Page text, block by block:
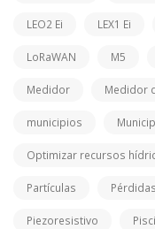
LEO2 Ei LEX1 Ei
LoRaWAN M5
Medidor Medidor
municipios
Optimizar recursos
Partículas
Piezoresistivo